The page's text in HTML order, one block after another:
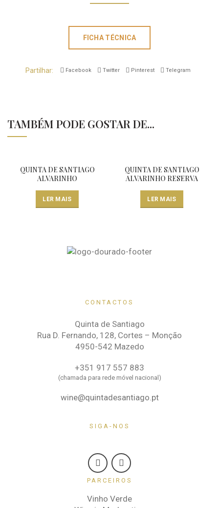
FICHA TÉCNICA
Partilhar Facebook Twitter Pinterest Telegram
TAMBÉM PODE GOSTAR DE...
QUINTA DE SANTIAGO
ALVARINHO
LER MAIS
QUINTA DE SANTIAGO
ALVARINHO RESERVA
LER MAIS
CONTACTOS
Quinta de Santiago
Rua D. Fernando, 128, Cortes – Monção
4950-542 Mazedo
+351 917 557 883
(chamada para rede móvel nacional)
wine@quintadesantiago.pt
SIGA-NOS
PARCEIROS
Vinho Verde